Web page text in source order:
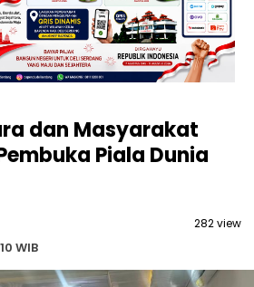
dan Masyarakat
Piala Dunia
WIB
282 view